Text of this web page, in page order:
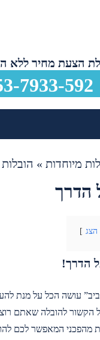
הצעת מחיר ללא
7933-592
מיוחדות »
הדרך
הצג
הדרך!
עושה הכל על מנת
הקשור להובלה שאתם
מהפכני המאפשר לכם